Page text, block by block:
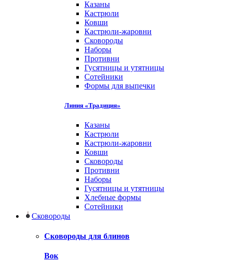
Казаны
Кастрюли
Ковши
Кастрюли-жаровни
Сковороды
Наборы
Противни
Гусятницы и утятницы
Сотейники
Формы для выпечки
Линия «Традиция»
Казаны
Кастрюли
Кастрюли-жаровни
Ковши
Сковороды
Противни
Наборы
Гусятницы и утятницы
Хлебные формы
Сотейники
Сковороды
Сковороды для блинов
Вок